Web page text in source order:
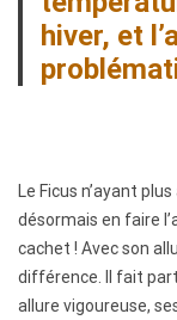
:
hiver, et
Le Ficus n’ayant
désormais en faire
cachet ! Avec son
différence. Il fait
allure vigoureuse,